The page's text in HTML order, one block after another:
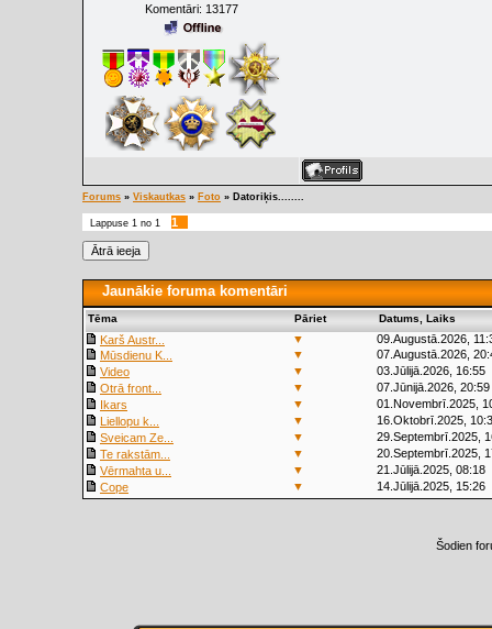
Komentāri: 13177
Forums » Viskautkas » Foto » Datoriķis........
Lappuse 1 no 1 1
Jaunākie foruma komentāri
Tēma Pāriet Datums, Laiks
Karš Austr... ▼
09.Augustā.2026,
Mūsdienu K...
▼
07.Augustā.2026,
Video
▼
03.Jūlijā.2026, 16:55
Otrā front...
▼
07.Jūnijā.2026, 20:59
Ikars
▼
01.Novembrī.2025,
Liellopu k...
▼
16.Oktobrī.2025,
Sveicam Ze...
▼
29.Septembrī.2025,
Te rakstām...
▼
20.Septembrī.2025,
Vērmahta u...
▼
21.Jūlijā.2025, 08:18
Cope
▼ 14.Jūlijā.2025, 15:26
Šodien